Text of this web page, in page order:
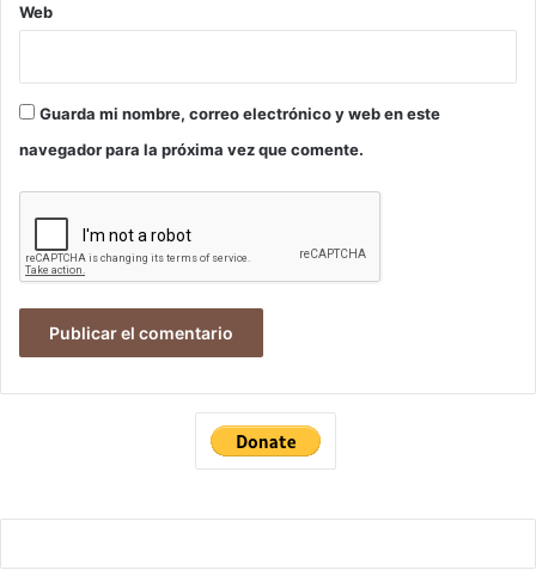
Web
Guarda mi nombre, correo electrónico y web en este
navegador para la próxima vez que comente.